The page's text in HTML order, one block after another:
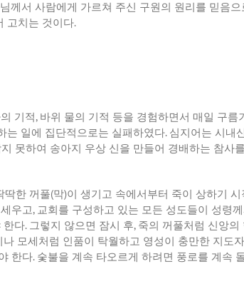
께서 사람에게 가르쳐 주신 구원의 원리를 믿음
고치는 것이다.
기적, 바위 물의 기적 등을 경험하면서 매일 구름
는 일에 집단적으로는 실패하였다. 심지어는 시내
못하여 송아지 우상 신을 만들어 경배하는 참사
딱한 꺼풀(막)이 생기고 속에서부터 죽이 상하기
우고, 교회를 구성하고 있는 모든 성도들이 성령
한다. 그렇지 않으면 잠시 후, 죽의 꺼풀처럼 신앙
나 모세처럼 인품이 탁월하고 영성이 충만한 지도
한다. 숯불을 계속 타오르게 하려면 풍로를 계속